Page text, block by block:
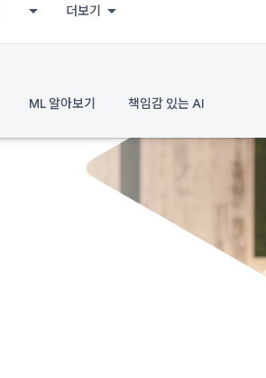
더보기
ML 알아보기 책임감 있는 AI